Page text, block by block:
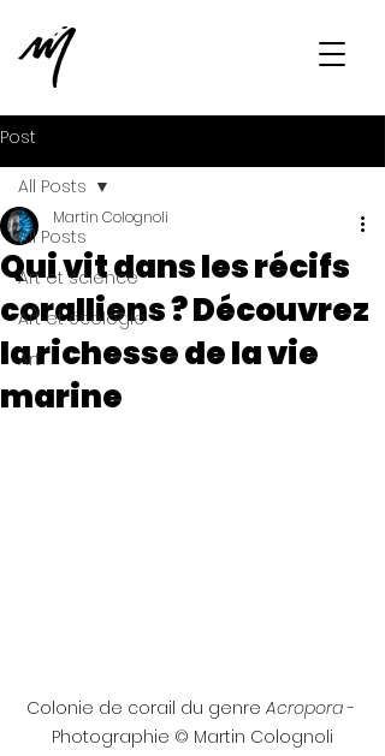
Post
All Posts
Art et science
Art et écologie
Art
All Posts
Qui vit dans les récifs
coralliens ? Découvrez
la richesse de la vie
marine
Martin Colognoli
Colonie de corail du genre Acropora -
Photographie © Martin Colognoli